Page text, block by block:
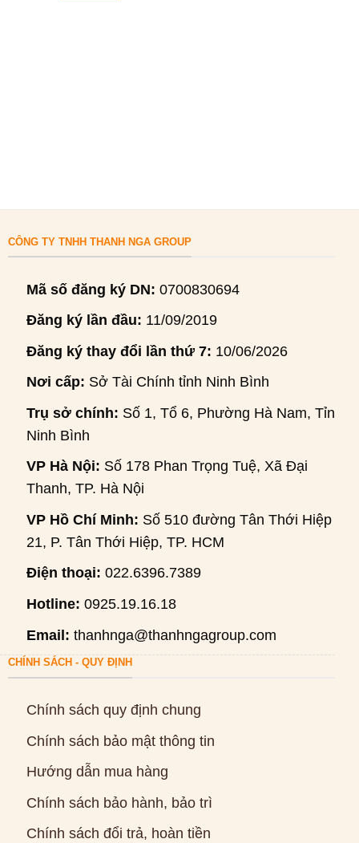
CÔNG TY TNHH THANH NGA GROUP
Mã số đăng ký DN: 0700830694
Đăng ký lần đầu: 11/09/2019
Đăng ký thay đổi lần thứ 7: 10/06/2026
Nơi cấp: Sở Tài Chính tỉnh Ninh Bình
Trụ sở chính: Số 1, Tổ 6, Phường Hà Nam, Tỉnh
Ninh Bình
VP Hà Nội: Số 178 Phan Trọng Tuệ, Xã Đại
Thanh, TP. Hà Nội
VP Hồ Chí Minh: Số 510 đường Tân Thới Hiệp
21, P. Tân Thới Hiệp, TP. HCM
Điện thoại: 022.6396.7389
Hotline: 0925.19.16.18
Email: thanhnga@thanhngagroup.com
CHÍNH SÁCH - QUY ĐỊNH
Chính sách quy định chung
Chính sách bảo mật thông tin
Hướng dẫn mua hàng
Chính sách bảo hành, bảo trì
Chính sách đổi trả, hoàn tiền